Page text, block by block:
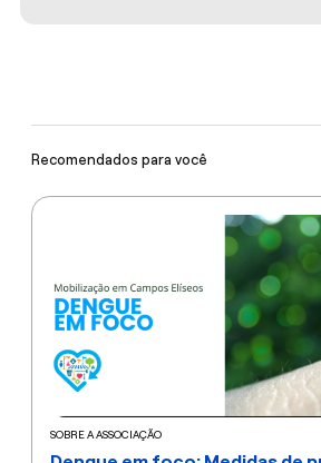
Recomendados para você
SOBRE A ASSOCIAÇÃO